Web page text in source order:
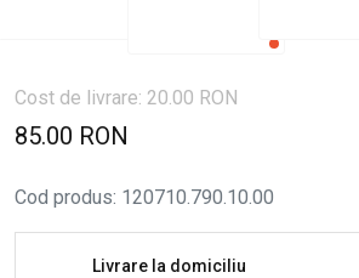
Cost de livrare: 20.00 RON
85.00 RON
Cod produs: 120710.790.10.00
Livrare la domiciliu